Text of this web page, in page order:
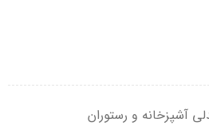
آشپزخانه و رستوران